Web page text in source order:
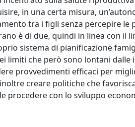
in una certa misura,
tra i figli senza percepire
è di due, quindi in linea con il
sistema di pianificazione
limiti che però sono lontani
provvedimenti efficaci per
creare politiche che
procedere con lo sviluppo